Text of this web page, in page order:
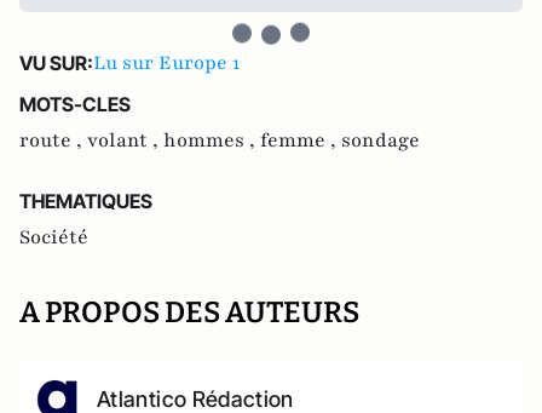
VU SUR:Lu sur Europe 1
MOTS-CLES
route , volant , hommes , femme , sondage
THEMATIQUES
Société
A PROPOS DES AUTEURS
Atlantico Rédaction